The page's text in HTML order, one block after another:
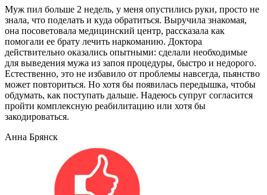
Муж пил больше 2 недель, у меня опустились руки, просто не
знала, что поделать и куда обратиться. Выручила знакомая,
она посоветовала медицинский центр, рассказала как
помогали ее брату лечить наркоманию. Доктора
действительно оказались опытными: сделали необходимые
для выведения мужа из запоя процедуры, быстро и недорого.
Естественно, это не избавило от проблемы навсегда, пьянство
может повториться. Но хотя бы появилась передышка, чтобы
обдумать, как поступать дальше. Надеюсь супруг согласится
пройти комплексную реабилитацию или хотя бы
закодироваться.
Анна Брянск